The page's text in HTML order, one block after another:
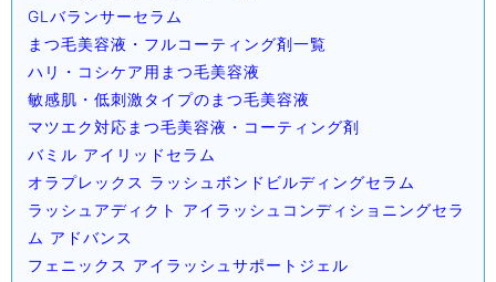
GLバランサーセラム
まつ毛美容液・フルコーティング剤一覧
ハリ・コシケア用まつ毛美容液
敏感肌・低刺激タイプのまつ毛美容液
マツエク対応まつ毛美容液・コーティング剤
バミル アイリッドセラム
オラプレックス ラッシュボンドビルディングセラム
ラッシュアディクト アイラッシュコンディショニングセラ
ム アドバンス
フェニックス アイラッシュサポートジェル